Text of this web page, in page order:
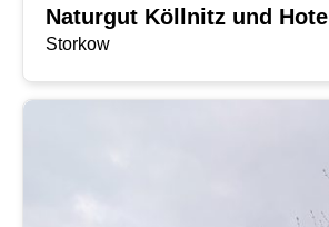
Naturgut Köllnitz und Hotel
Storkow